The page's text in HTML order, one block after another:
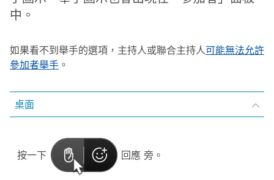
中。
如果看不到舉手的選項，主持人或聯合主持人可能無法允許
參加者舉手 。
桌面
按一下 回應 旁 。